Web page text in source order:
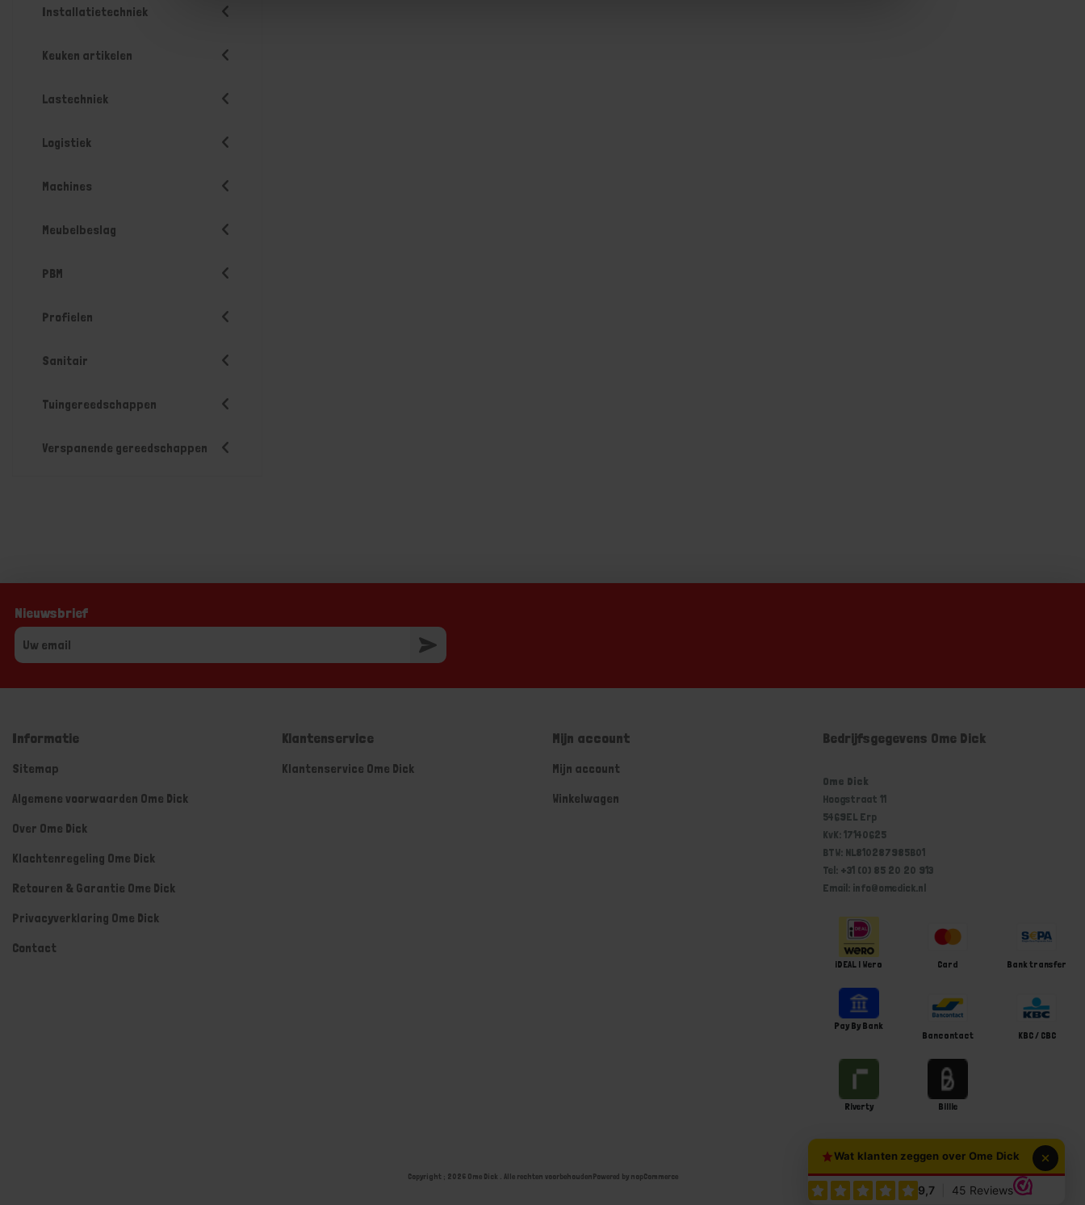
Installatietechniek
Keuken artikelen
Lastechniek
Logistiek
Machines
Meubelbeslag
PBM
Profielen
Sanitair
Tuingereedschappen
Verspanende gereedschappen
Nieuwsbrief
Informatie
Sitemap
Algemene voorwaarden Ome Dick
Over Ome Dick
Klachtenregeling Ome Dick
Retouren & Garantie Ome Dick
Privacyverklaring Ome Dick
Contact
Klantenservice
Klantenservice Ome Dick
Mijn account
Mijn account
Winkelwagen
Bedrijfsgegevens Ome Dick
Ome Dick
Hoogstraat 11
5469EL Erp
KvK: 17140625
BTW: NL810287985B01
Tel: +31 (0) 85 20 20 913
Email: info@omedick.nl
iDEAL | Wero Card Bank transfer
Pay By Bank
Bancontact
KBC / CBC
Riverty Billie
Copyright ; 2026 Ome Dick . Alle rechten voorbehoudenPowered by nopCommerce
Wat klanten zeggen over Ome Dick